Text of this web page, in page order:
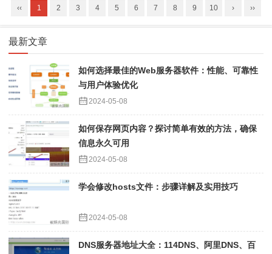
‹‹ 1 2 3 4 5 6 7 8 9 10 › ››
最新文章
如何选择最佳的Web服务器软件：性能、可靠性
与用户体验优化
2024-05-08
如何保存网页内容？探讨简单有效的方法，确保
信息永久可用
2024-05-08
学会修改hosts文件：步骤详解及实用技巧
2024-05-08
DNS服务器地址大全：114DNS、阿里DNS、百